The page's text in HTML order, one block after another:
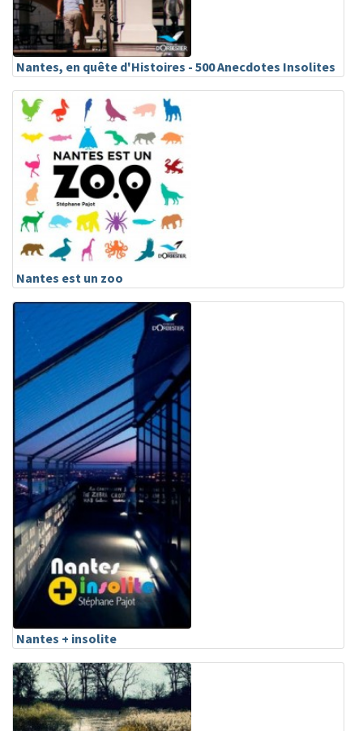
Nantes, en quête d'Histoires - 500 Anecdotes Insolites
Nantes est un zoo
Nantes + insolite